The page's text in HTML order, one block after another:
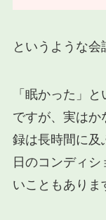
というような会
「眠かった」
ですが、実はか
録は長時間に及
日のコンディ
いこともありま